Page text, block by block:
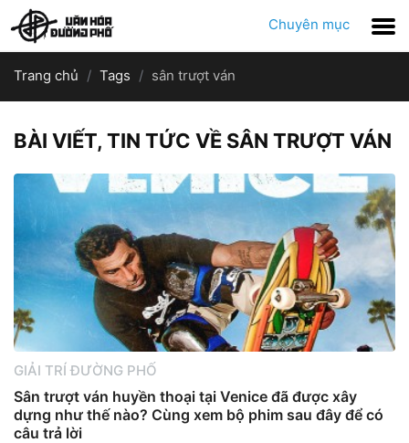
Chuyên mục
Trang chủ Tags sân trượt ván
BÀI VIẾT, TIN TỨC VỀ SÂN TRƯỢT VÁN
GIẢI TRÍ ĐƯỜNG PHỐ
Sân trượt ván huyền thoại tại Venice đã được xây
dựng như thế nào? Cùng xem bộ phim sau đây để có
câu trả lời